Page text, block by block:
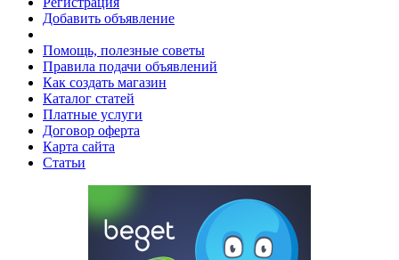
Добавить объявление
Помощь, полезные советы
Правила подачи объявлений
Как создать магазин
Каталог статей
Платные услуги
Договор оферта
Карта сайта
Статьи